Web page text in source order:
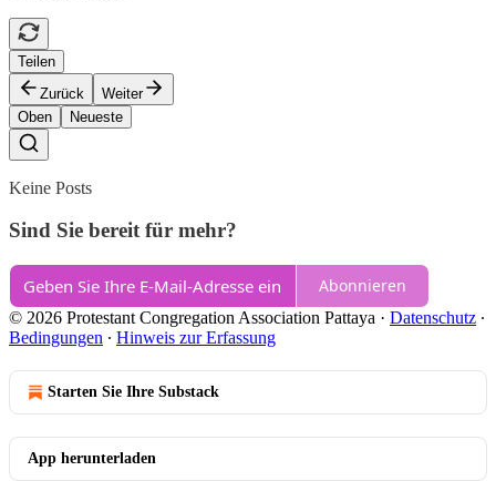
Teilen
Zurück
Weiter
Oben
Neueste
Keine Posts
Sind Sie bereit für mehr?
Abonnieren
© 2026 Protestant Congregation Association Pattaya · Datenschutz ∙
Bedingungen ∙ Hinweis zur Erfassung
Starten Sie Ihre Substack
App herunterladen